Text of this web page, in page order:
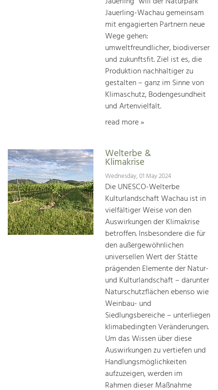
Increase in Regional Value Added.
Jauerling-Wachau gemeinsam
mit engagierten Partnern neue
Wege gehen:
umweltfreundlicher, biodiverser
und zukunftsfit. Ziel ist es, die
Produktion nachhaltiger zu
gestalten – ganz im Sinne von
Klimaschutz, Bodengesundheit
und Artenvielfalt.
read more »
Welterbe &
Klimakrise
Wednesday, 01 May 2024
Die UNESCO-Welterbe
Kulturlandschaft Wachau ist in
vielfältiger Weise von den
Auswirkungen der Klimakrise
betroffen. Insbesondere die für
den außergewöhnlichen
universellen Wert der Stätte
prägenden Elemente der Natur-
und Kulturlandschaft – darunter
Naturschutzflächen ebenso wie
Weinbau- und
Siedlungsbereiche – unterliegen
klimabedingten Veränderungen.
Um das Wissen über diese
Auswirkungen zu vertiefen und
Handlungsmöglichkeiten
aufzuzeigen, werden im
Rahmen dieser Maßnahme